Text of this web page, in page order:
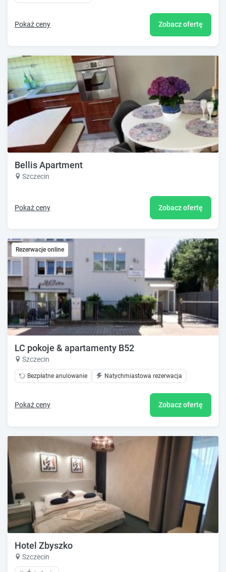
Pokaż ceny Zobacz ofertę
Bellis Apartment
Szczecin
Pokaż ceny Zobacz ofertę
Rezerwacje online
LC pokoje & apartamenty B52
Szczecin
Bezpłatne anulowanie Natychmiastowa rezerwacja
Pokaż ceny Zobacz ofertę
Hotel Zbyszko
Szczecin